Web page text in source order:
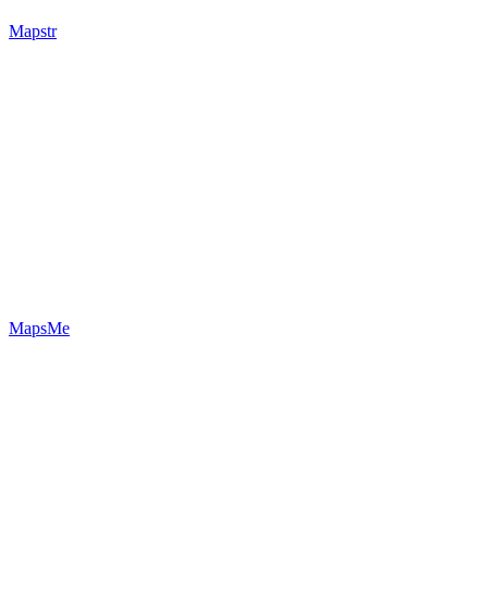
Mapstr
MapsMe